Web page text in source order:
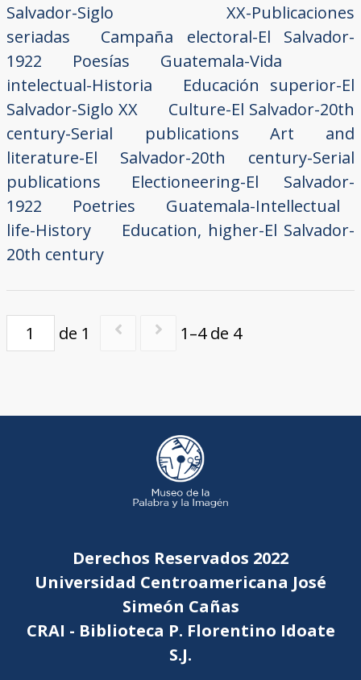
Salvador-Siglo XX-Publicaciones
seriadas
Campaña electoral-El Salvador-
1922
Poesías
Guatemala-Vida
intelectual-Historia
Educación superior-El
Salvador-Siglo XX
Culture-El Salvador-20th
century-Serial publications
Art and
literature-El Salvador-20th century-Serial
publications
Electioneering-El Salvador-
1922
Poetries
Guatemala-Intellectual
life-History
Education, higher-El Salvador-
20th century
de 1 1–4 de 4
Derechos Reservados 2022
Universidad Centroamericana José
Simeón Cañas
CRAI - Biblioteca P. Florentino Idoate
S.J.